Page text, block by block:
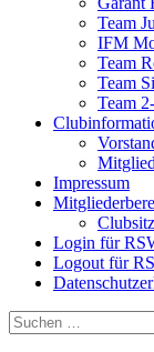
Team
IFM
Team
Team
Team
Impressum
Login für
Logout für
Suchen
nach: